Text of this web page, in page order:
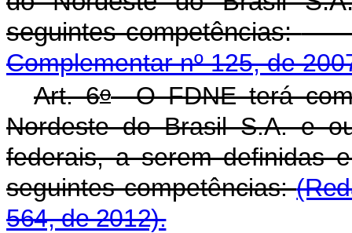
seguintes competências:
Complementar nº 125, de
Art. 6oO FDNE terá
Nordeste do Brasil S.A. e
federais, a serem definidas
seguintes competências:
564, de 2012).